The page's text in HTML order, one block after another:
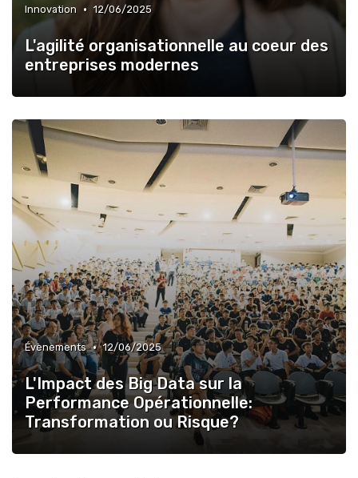
Innovation • 12/06/2025
L'agilité organisationnelle au coeur des
entreprises modernes
Évènements • 12/06/2025
L'Impact des Big Data sur la
Performance Opérationnelle:
Transformation ou Risque?